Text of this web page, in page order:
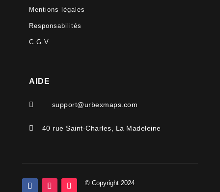
Mentions légales
Responsabilités
C.G.V
AIDE
 support@urbexmaps.com
 40 rue Saint-Charles, La Madeleine
© Copyright 2024